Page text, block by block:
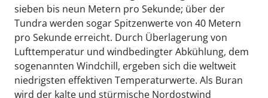
sieben bis neun Metern pro Sekunde; über der
Tundra werden sogar Spitzenwerte von 40 Metern
pro Sekunde erreicht. Durch Überlagerung von
Lufttemperatur und windbedingter Abkühlung, dem
sogenannten Windchill, ergeben sich die weltweit
niedrigsten effektiven Temperaturwerte. Als Buran
wird der kalte und stürmische Nordostwind